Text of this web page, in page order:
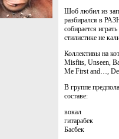
Шоб любил из
разбирался в
собирается
стилистике не
Коллективы на
Misfits, Unseen,
Me First and…,
В группе
составе:
вокал
гитарабек
Басбек